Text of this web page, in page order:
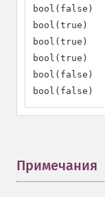
bool(false)
bool(true)
bool(true)
bool(true)
bool(false)
bool(false)
Примечания